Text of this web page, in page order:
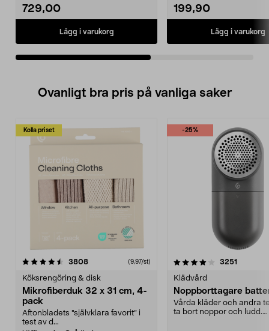
729,00
Lägg i varukorg
199,90
Lägg i varukorg
Ovanligt bra pris på vanliga saker
Kolla priset
3808recensioner (9,97/st)
Köksrengöring & disk
Mikrofiberduk 32 x 31 cm, 4-
pack
Aftonbladets "självklara favorit” i
test av d...
-25%
4.0av 5 stjärnor 3251
Klädvård
Noppborttagare
Vårda kläder och andra
ta bort noppor och ludd.
4.5av 5 stjärnor